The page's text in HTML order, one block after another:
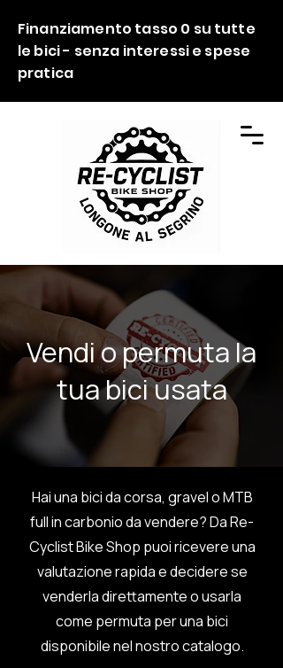
Finanziamento tasso 0 su tutte
le bici - senza interessi e spese
pratica
Vendi o permuta la
tua bici usata
Hai una bici da corsa, gravel o MTB
full in carbonio da vendere? Da Re-
Cyclist Bike Shop puoi ricevere una
valutazione rapida e decidere se
venderla direttamente o usarla
come permuta per una bici
disponibile nel nostro catalogo.